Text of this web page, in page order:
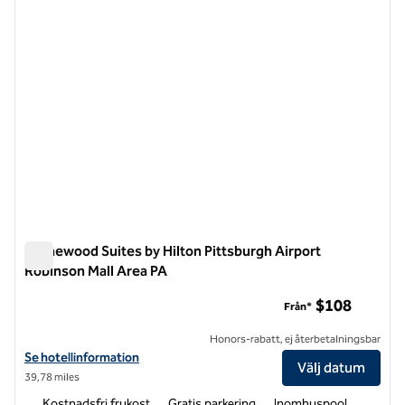
Homewood Suites by Hilton Pittsburgh Airport
Robinson Mall Area PA
Visa hotelluppgifter för Homewood Suites by Hilton Pittsburgh
Se hotellinformation
39,78 miles
Från* $108
Honors-rabatt, ej återbetalningsbar
Välj datum